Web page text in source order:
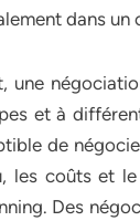
dans
une
et à
de
les coûts et
Des